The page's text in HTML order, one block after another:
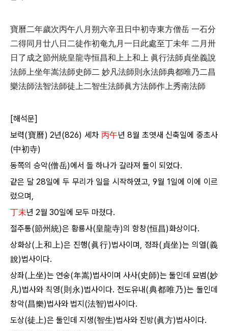
寶曆二年歲次丙午八月朔六辛丑日中初寺東方僧岳 一石分
二得同月廿八日二徒作初奄九月一日此處至丁未年 二月卅
日了成之節州統皇龍寺恒昌和上上和上 眞行法師貞坐義說
法師上坐年嵩法師史師二 妙凡法師則永法師典都唯乃二昌
樂法師法智法師徒上二智生法師眞方法師作上秀南法師
[해석문]
보력(寶曆) 2년(826) 세차 丙午년 8월 초엿새 신축일에 중초사
(中初寺)
동쪽의 승악(僧岳)에서 돌 하나가 갈라져 둘이 되었다.
같은 달 28일에 두 무리가 일을 시작하였고, 9월 1일에 이에 이르
렀으며,
丁未년 2월 30일에 모두 마쳤다.
절주통(節州統)은 황룡사(皇龍寺)의 항창(恒昌)화상이다.
상화상(上和上)은 진행(眞行)법사이며, 정좌(貞坐)는 의열(義
說)법사이다.
상좌(上坐)는 연숭(年嵩)법사이며 사사(史師)는 둘인데 묘범(妙
凡)법사와 칙영(則永)법사이다. 전도유내(典都唯乃)는 둘인데
창악(昌樂)법사와 법지(法智)법사이다.
도상(徒上)은 둘인데 지생(智生)법사와 진방(眞方)법사이다.